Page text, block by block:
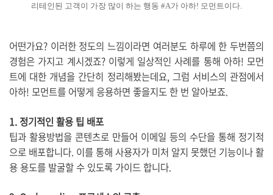
리테인된 고객이 가장 많이 하는 행동 #A가 아하! 모먼트이다.
어떤가요? 이러한 정도의 느낌이라면 여러분도 하루에 한 두번쯤의
경험은 가지고 계시겠죠? 이렇게 일상적인 사례를 통해 아하! 모먼
트에 대한 개념을 간단히 정리해봤는데요, 그럼 서비스의 관점에서
아하! 모먼트를 어떻게 응용하면 좋을지도 한 번 알아보죠.
1. 정기적인 활용 팁 배포
팁과 활용방법을 콘텐츠로 만들어 이메일 등의 수단을 통해 정기적
으로 배포합니다. 이를 통해 사용자가 미처 알지 못했던 기능이나 활
용 용도를 발굴할 수 있도록 가이드 합니다.